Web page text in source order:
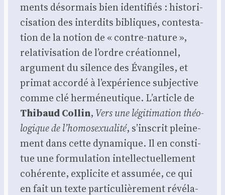
ments désor­mais bien iden­ti­fiés : his­to­ri­
ci­sa­tion des inter­dits bibliques, contes­ta­
tion de la notion de « contre-nature »,
rela­ti­vi­sa­tion de l’ordre créa­tion­nel,
argu­ment du silence des Évan­giles, et
pri­mat accor­dé à l’expérience sub­jec­tive
comme clé her­mé­neu­tique. L’article de
Thi­baud Col­lin, Vers une légi­ti­ma­tion théo­
lo­gique de l’homosexualité, s’inscrit plei­ne­
ment dans cette dyna­mique. Il en consti­
tue une for­mu­la­tion intel­lec­tuel­le­ment
cohé­rente, expli­cite et assu­mée, ce qui
en fait un texte par­ti­cu­liè­re­ment révé­la­